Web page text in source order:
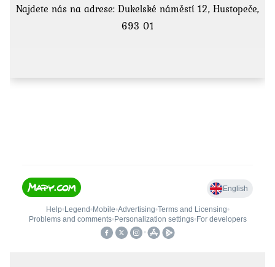
Najdete nás na adrese: Dukelské náměstí 12, Hustopeče,
693 01